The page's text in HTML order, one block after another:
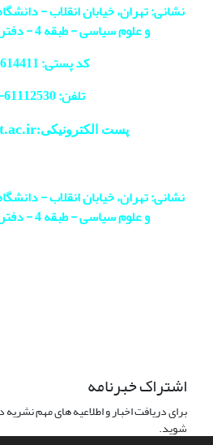
نشانی: تهران، خیابان انقلاب -
و علوم سیاسی - طبقه 4 - دفتر مجله - اتاق 413
کد پستی: 1417614411
تلفن: 61112530-
پست الکترونیکی:lawmag
نشانی: تهران، خیابان انقلاب -
و علوم سیاسی - طبقه 4 - دفتر مجله - اتاق 413
اشتراک خبرنامه
برای دریافت اخبار و اطلاعیه های مهم
شوید.